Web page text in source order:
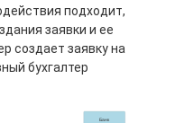
подходит,
заявки и ее
создает заявку на
бухгалтер